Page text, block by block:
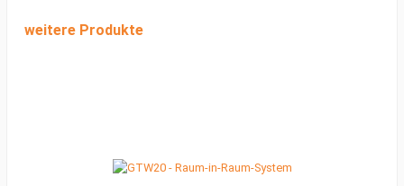
weitere Produkte